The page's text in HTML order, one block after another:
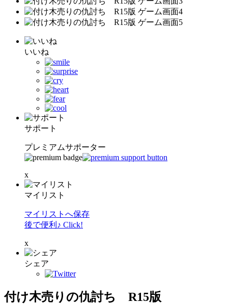
いいね
サポート
プレミアムサポーター
x
マイリスト
マイリストへ保存
後で便利♪ Click!
x
シェア
付け木売りの仇討ち R15版